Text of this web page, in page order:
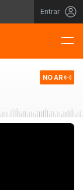
Entrar
NO AR